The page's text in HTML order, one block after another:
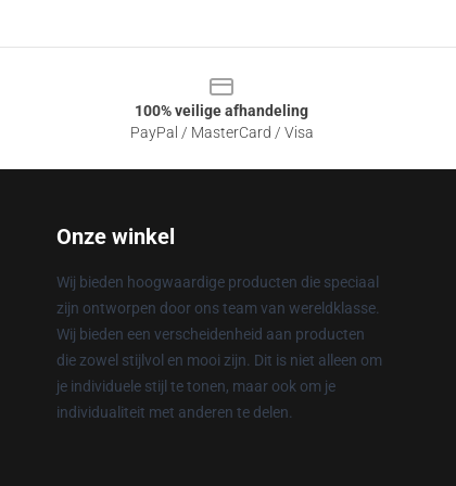
100% veilige afhandeling
PayPal / MasterCard / Visa
Onze winkel
Wij bieden hoogwaardige producten die speciaal
zijn ontworpen door ons team van wereldklasse.
Wij bieden een verscheidenheid aan producten
die zowel stijlvol en mooi zijn. Dit is niet alleen om
je individuele stijl te tonen, maar ook om je
individualiteit met anderen te delen.